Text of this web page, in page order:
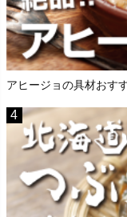
アヒージョの具材おす